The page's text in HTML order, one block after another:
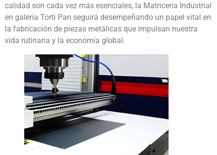
calidad son cada vez más esenciales, la Matricería Industrial
en galeria Torti Pan seguirá desempeñando un papel vital en
la fabricación de piezas metálicas que impulsan nuestra
vida rutinaria y la economía global.